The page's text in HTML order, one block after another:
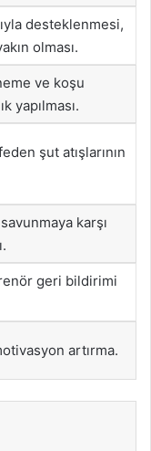
desteklenmesi,
olması.
ve koşu
yapılması.
şut atışlarının
karşı
geri bildirimi
artırma.